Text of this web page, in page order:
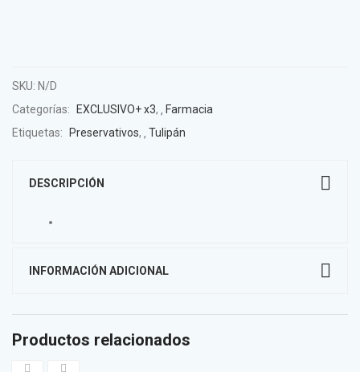
SKU: N/D
Categorías:
EXCLUSIVO+ x3,
Farmacia
Etiquetas:
Preservativos, Tulipán
DESCRIPCIÓN
INFORMACIÓN ADICIONAL
Productos relacionados